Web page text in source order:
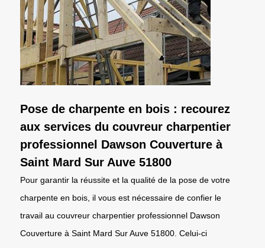
Pose de charpente en bois : recourez
aux services du couvreur charpentier
professionnel Dawson Couverture à
Saint Mard Sur Auve 51800
Pour garantir la réussite et la qualité de la pose de votre
charpente en bois, il vous est nécessaire de confier le
travail au couvreur charpentier professionnel Dawson
Couverture à Saint Mard Sur Auve 51800. Celui-ci